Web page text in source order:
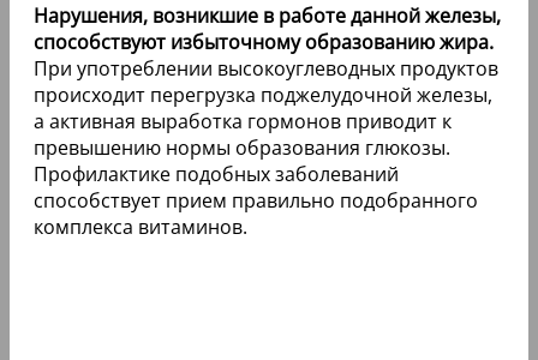
Нарушения, возникшие в работе данной железы,
способствуют избыточному образованию жира.
При употреблении высокоуглеводных продуктов
происходит перегрузка поджелудочной железы,
а активная выработка гормонов приводит к
превышению нормы образования глюкозы.
Профилактике подобных заболеваний
способствует прием правильно подобранного
комплекса витаминов.